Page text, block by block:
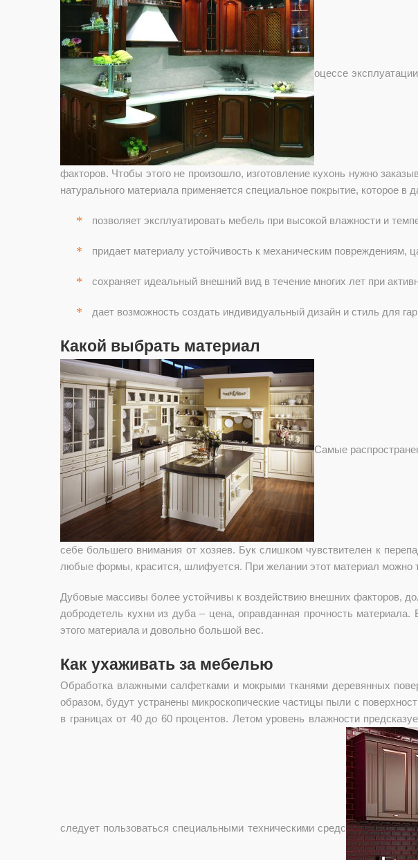
оцессе
факторов. Чтобы этого не произошло, изготовление кухонь нужно
натурального материала применяется специальное покрытие, которое
позволяет эксплуатировать мебель при высокой влажности и
придает материалу устойчивость к механическим повреждениям,
сохраняет идеальный внешний вид в течение многих лет при
дает возможность создать индивидуальный дизайн и стиль для
Какой выбрать материал
Самые
себе большего внимания от хозяев. Бук слишком чувствителен к
любые формы, красится, шлифуется. При желании этот материал можно
Дубовые массивы более устойчивы к воздействию внешних факторов,
добродетель кухни из дуба – цена, оправданная прочность
этого материала и довольно большой вес.
Как ухаживать за мебелью
Обработка влажными салфетками и мокрыми тканями деревянных
образом, будут устранены микроскопические частицы пыли с
в границах от 40 до 60 процентов. Летом уровень влажности
следует пользоваться специальными техническими средс